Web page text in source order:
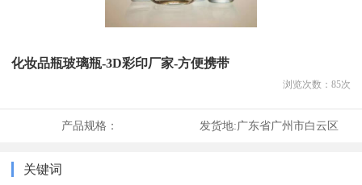
化妆品瓶玻璃瓶-3D彩印厂家-方便携带
浏览次数： 85次
产品规格： 发货地:广东省广州市白云区
关键词